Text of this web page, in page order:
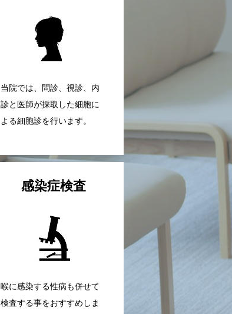
当院では、問診、視診、内
診と医師が採取した細胞に
よる細胞診を行います。
感染症検査
喉に感染する性病も併せて
検査する事をおすすめしま